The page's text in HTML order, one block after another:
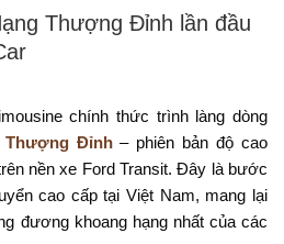
Thượng Đỉnh lần đầu
chính thức trình làng dòng
Thượng Đỉnh– phiên bản độ cao
nền xe Ford Transit. Đây là bước
cao cấp tại Việt Nam, mang lại
đương khoang hạng nhất của các